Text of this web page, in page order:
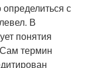
с
В
понятия
термин